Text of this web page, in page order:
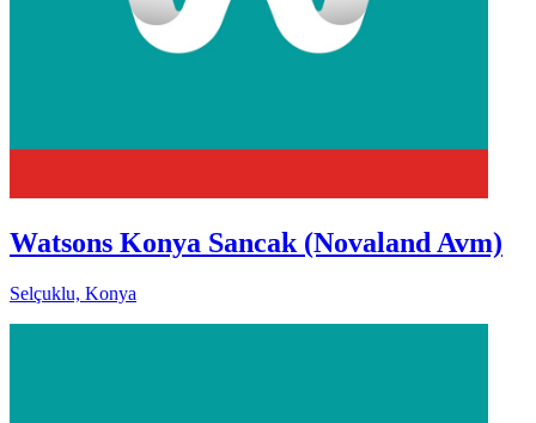
Watsons Konya Sancak (Novaland Avm)
Selçuklu, Konya